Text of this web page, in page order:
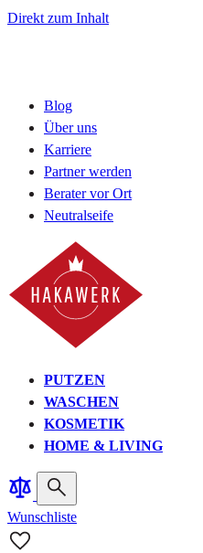
Direkt zum Inhalt
Blog
Über uns
Karriere
Partner werden
Berater vor Ort
Neutralseife
PUTZEN
WASCHEN
KOSMETIK
HOME & LIVING
Wunschliste